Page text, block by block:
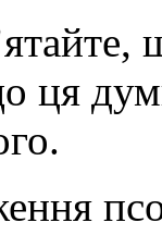
ця